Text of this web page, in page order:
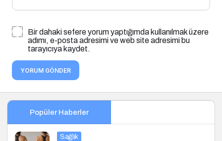
Bir dahaki sefere yorum yaptığımda kullanılmak üzere
adımı, e-posta adresimi ve web site adresimi bu
tarayıcıya kaydet.
YORUM GÖNDER
Popüler Haberler
Sağlık